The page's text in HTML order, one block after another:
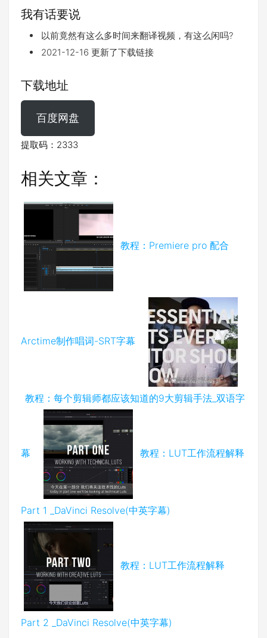
我有话要说
以前竟然有这么多时间来翻译视频，有这么闲吗?
2021-12-16 更新了下载链接
下载地址
百度网盘
提取码：2333
相关文章：
教程：Premiere pro 配合
Arctime制作唱词-SRT字幕
教程：每个剪辑师都应该知道的9大剪辑手法_双语字
幕 教程：LUT工作流程解释
Part 1 _DaVinci Resolve(中英字幕)
教程：LUT工作流程解释
Part 2 _DaVinci Resolve(中英字幕)